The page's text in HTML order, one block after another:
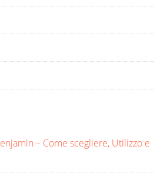
– Come scegliere, Utilizzo e